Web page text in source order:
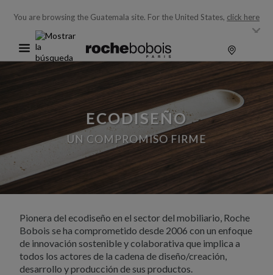
You are browsing the Guatemala site. For the United States, click here
ECODISEÑO
UN COMPROMISO FIRME
Pionera del ecodiseño en el sector del mobiliario, Roche
Bobois se ha comprometido desde 2006 con un enfoque
de innovación sostenible y colaborativa que implica a
todos los actores de la cadena de diseño/creación,
desarrollo y producción de sus productos.